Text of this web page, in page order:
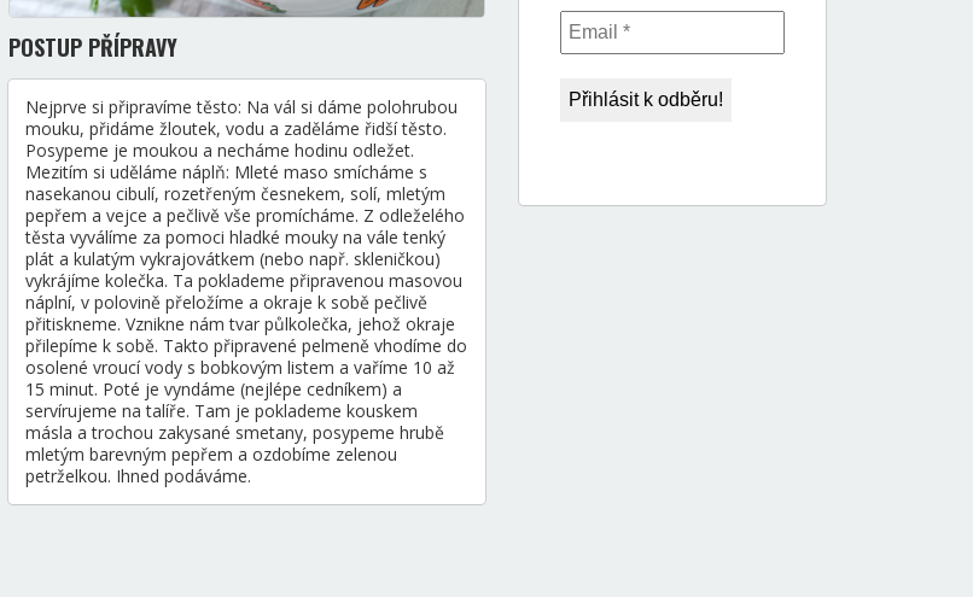
POSTUP PŘÍPRAVY
Nejprve si připravíme těsto: Na vál si dáme polohrubou
mouku, přidáme žloutek, vodu a zaděláme řidší těsto.
Posypeme je moukou a necháme hodinu odležet.
Mezitím si uděláme náplň: Mleté maso smícháme s
nasekanou cibulí, rozetřeným česnekem, solí, mletým
pepřem a vejce a pečlivě vše promícháme. Z odleželého
těsta vyválíme za pomoci hladké mouky na vále tenký
plát a kulatým vykrajovátkem (nebo např. skleničkou)
vykrájíme kolečka. Ta poklademe připravenou masovou
náplní, v polovině přeložíme a okraje k sobě pečlivě
přitiskneme. Vznikne nám tvar půlkolečka, jehož okraje
přilepíme k sobě. Takto připravené pelmeně vhodíme do
osolené vroucí vody s bobkovým listem a vaříme 10 až
15 minut. Poté je vyndáme (nejlépe cedníkem) a
servírujeme na talíře. Tam je poklademe kouskem
másla a trochou zakysané smetany, posypeme hrubě
mletým barevným pepřem a ozdobíme zelenou
petrželkou. Ihned podáváme.